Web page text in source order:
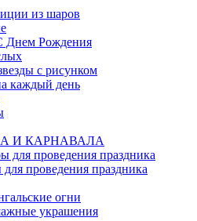
из шаров
Днем Рождения
с рисунком
каждый день
И КАРНАВАЛА
для проведения праздника
проведения праздника
огни
украшения